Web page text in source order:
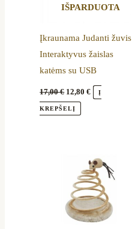
IŠPARDUOTA
Įkraunama Judanti žuvis
Interaktyvus žaislas
katėms su USB
17,00€ 12,80€ Į
KREPŠELĮ